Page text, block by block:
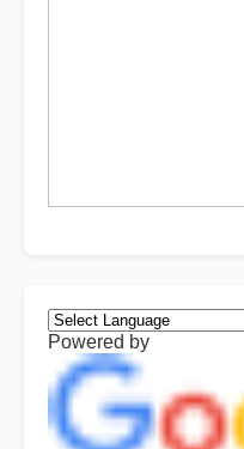
Powered by